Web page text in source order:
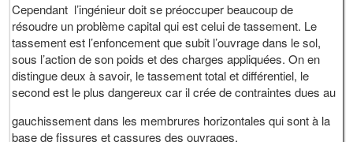
Cependant l’ingénieur doit se préoccuper beaucoup de
résoudre un problème capital qui est celui de tassement. Le
tassement est l’enfoncement que subit l’ouvrage dans le sol,
sous l’action de son poids et des charges appliquées. On en
distingue deux à savoir, le tassement total et différentiel, le
second est le plus dangereux car il crée de contraintes dues au
gauchissement dans les membrures horizontales qui sont à la
base de fissures et cassures des ouvrages.